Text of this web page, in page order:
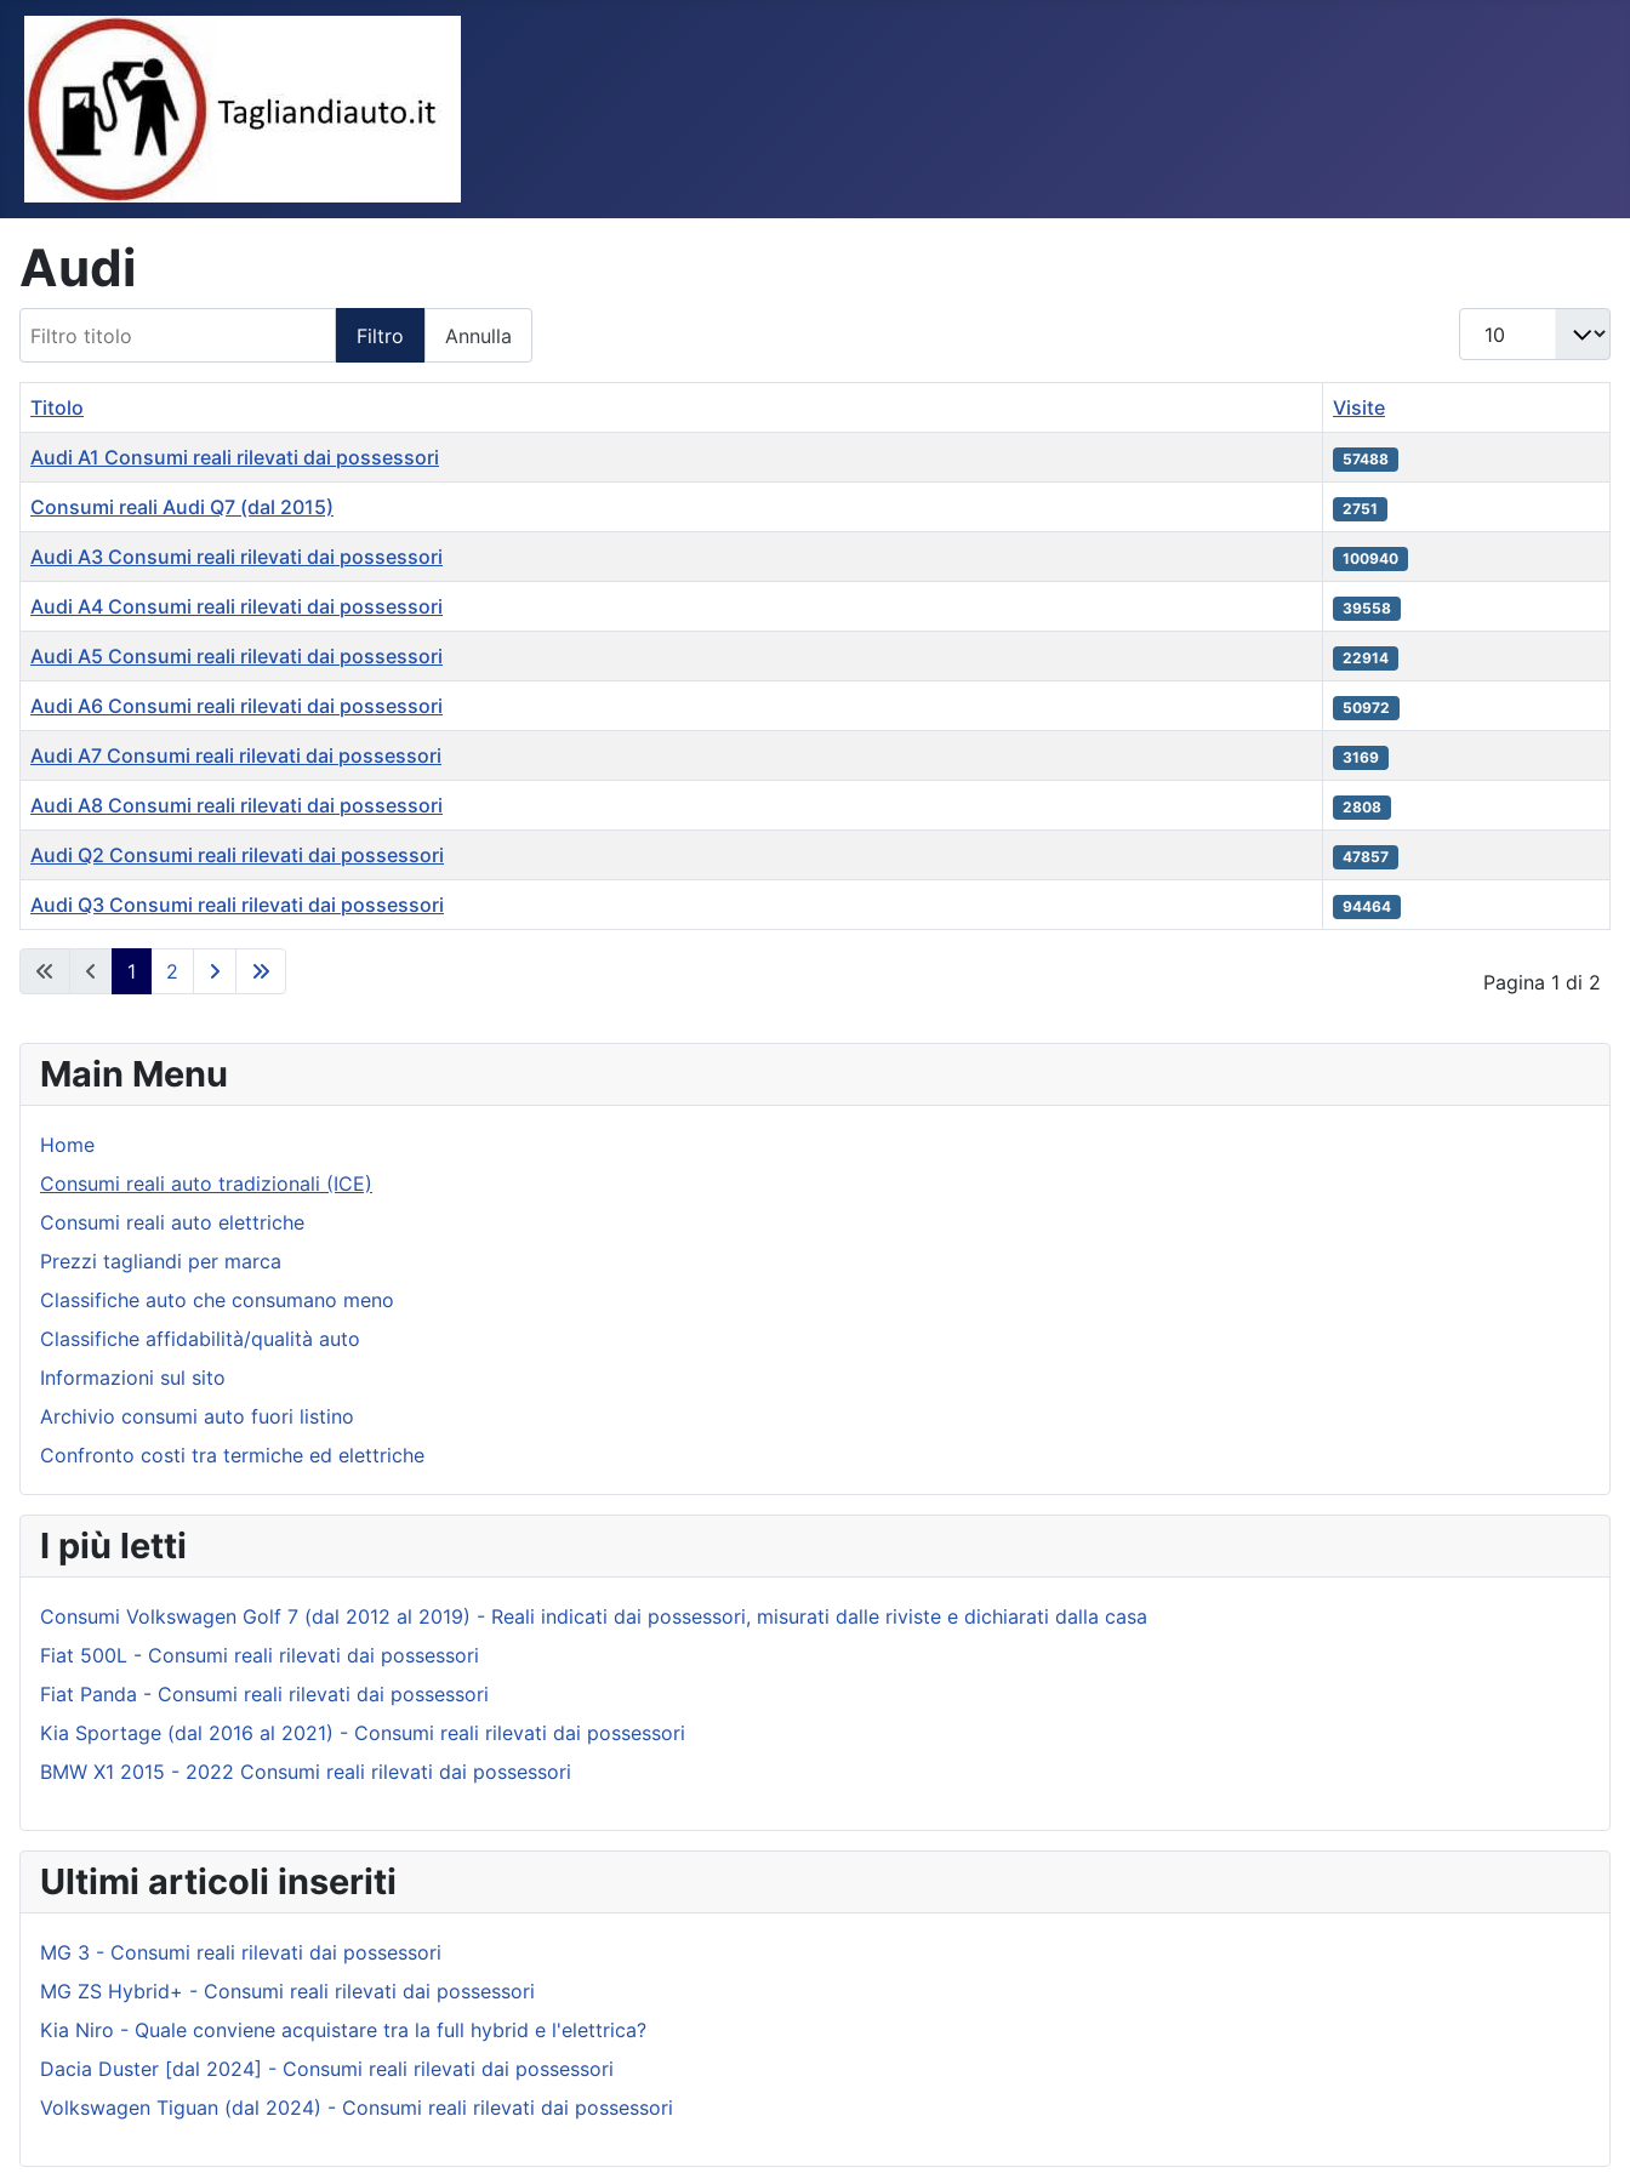
Main Menu
Home
Consumi reali auto tradizionali (ICE)
Consumi reali auto elettriche
Prezzi tagliandi per marca
Classifiche auto che consumano meno
Classifiche affidabilità/qualità auto
Informazioni sul sito
Archivio consumi auto fuori listino
Confronto costi tra termiche ed elettriche
I più letti
Consumi Volkswagen Golf 7 (dal 2012 al 2019) - Reali indicati dai possessori, misurati dalle riviste e dichiarati dalla casa
Fiat 500L - Consumi reali rilevati dai possessori
Fiat Panda - Consumi reali rilevati dai possessori
Kia Sportage (dal 2016 al 2021) - Consumi reali rilevati dai possessori
BMW X1 2015 - 2022 Consumi reali rilevati dai possessori
Ultimi articoli inseriti
MG 3 - Consumi reali rilevati dai possessori
MG ZS Hybrid+ - Consumi reali rilevati dai possessori
Kia Niro - Quale conviene acquistare tra la full hybrid e l'elettrica?
Dacia Duster [dal 2024] - Consumi reali rilevati dai possessori
Volkswagen Tiguan (dal 2024) - Consumi reali rilevati dai possessori
Audi
Filtro Annulla
Visualizza n.
Articles
Titolo Visite
Audi A1 Consumi reali rilevati dai possessori 57488
Consumi reali Audi Q7 (dal 2015) 2751
Audi A3 Consumi reali rilevati dai possessori 100940
Audi A4 Consumi reali rilevati dai possessori 39558
Audi A5 Consumi reali rilevati dai possessori 22914
Audi A6 Consumi reali rilevati dai possessori 50972
Audi A7 Consumi reali rilevati dai possessori 3169
Audi A8 Consumi reali rilevati dai possessori 2808
Audi Q2 Consumi reali rilevati dai possessori 47857
Audi Q3 Consumi reali rilevati dai possessori 94464
Pagina 1 di 2
1 2